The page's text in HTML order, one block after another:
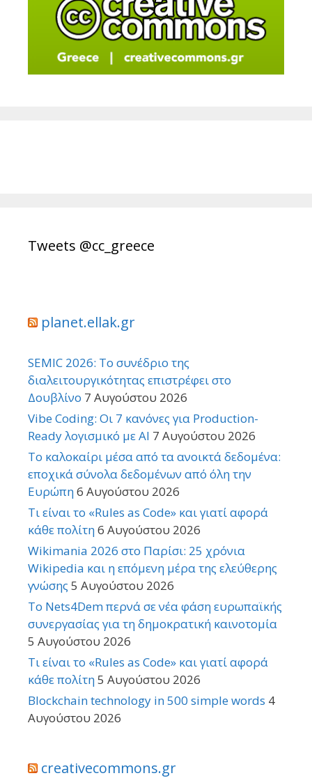
Tweets @cc_greece
planet.ellak.gr
SEMIC 2026: Το συνέδριο της
διαλειτουργικότητας επιστρέφει στο
Δουβλίνο 7 Αυγούστου 2026
Vibe Coding: Οι 7 κανόνες για Production-
Ready λογισμικό με AI 7 Αυγούστου 2026
Το καλοκαίρι μέσα από τα ανοικτά δεδομένα:
εποχικά σύνολα δεδομένων από όλη την
Ευρώπη6 Αυγούστου 2026
Τι είναι το «Rules as Code» και γιατί αφορά
κάθε πολίτη6 Αυγούστου 2026
Wikimania 2026 στο Παρίσι: 25 χρόνια
Wikipedia και η επόμενη μέρα της ελεύθερης
γνώσης 5 Αυγούστου 2026
Το Nets4Dem περνά σε νέα φάση ευρωπαϊκής
συνεργασίας για τη δημοκρατική καινοτομία
5 Αυγούστου 2026
Τι είναι το «Rules as Code» και γιατί αφορά
κάθε πολίτη5 Αυγούστου 2026
Blockchain technology in 500 simple words 4
Αυγούστου 2026
creativecommons.gr